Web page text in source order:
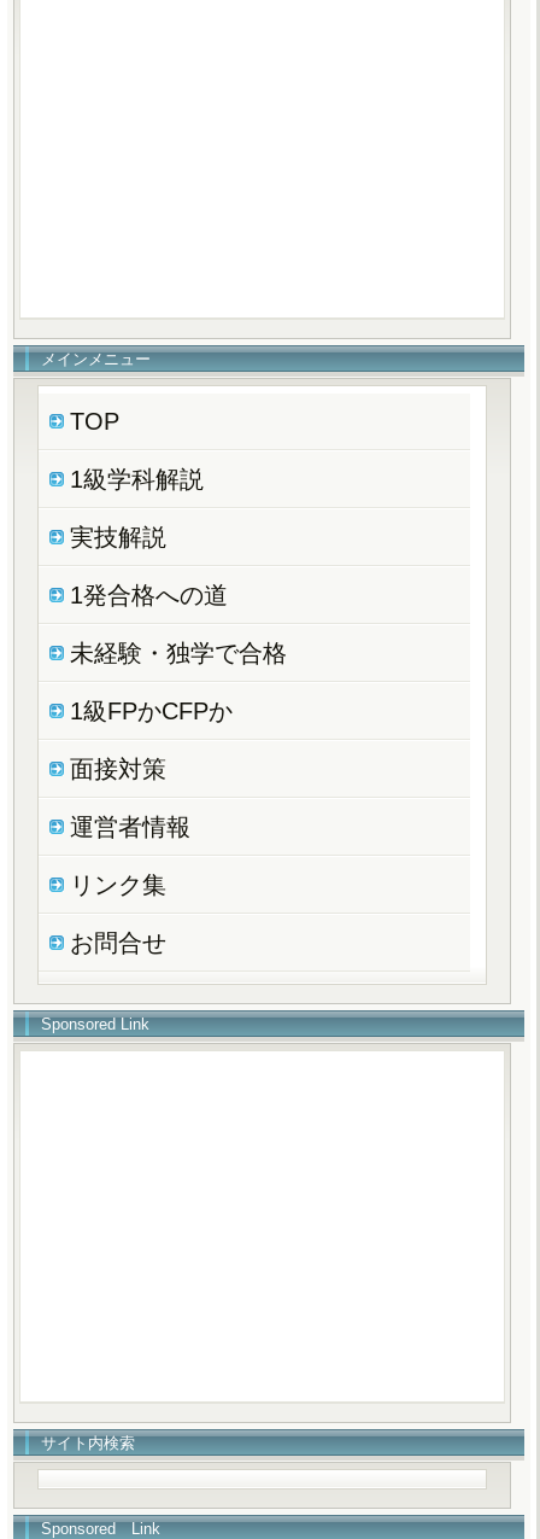
メインメニュー
TOP
1級学科解説
実技解説
1発合格への道
未経験・独学で合格
1級FPかCFPか
面接対策
運営者情報
リンク集
お問合せ
Sponsored Link
サイト内検索
Sponsored Link